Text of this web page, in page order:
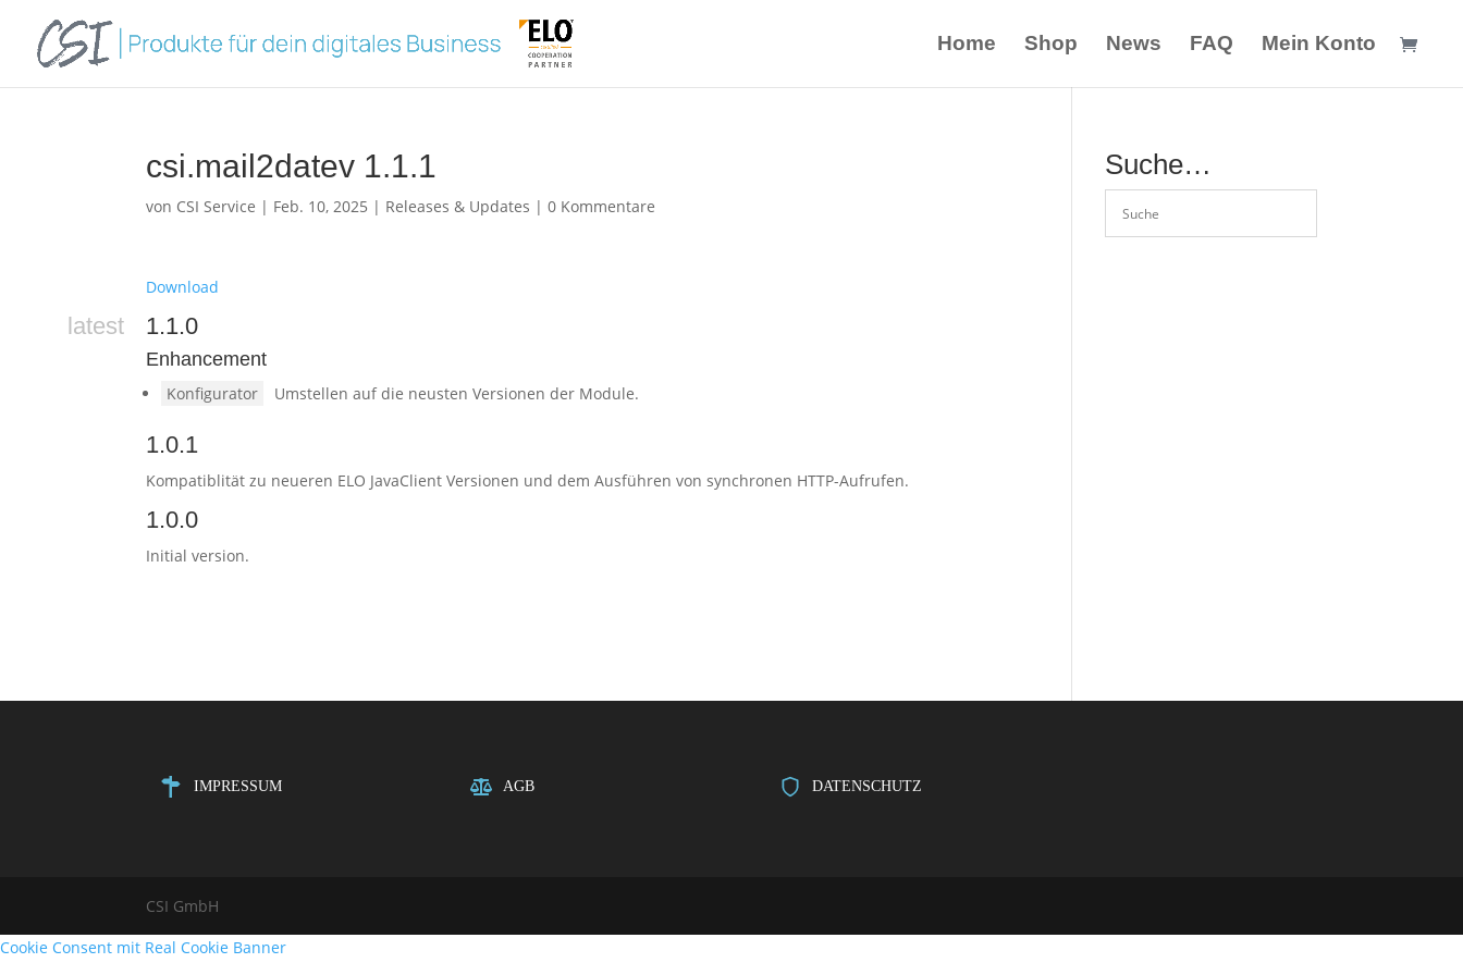
Home Shop News FAQ Mein Konto
csi.mail2datev 1.1.1
von CSI Service | Feb. 10, 2025 | Releases & Updates |0 Kommentare
Download
latest 1.1.0
Enhancement
Konfigurator Umstellen auf die neusten Versionen der Module.
1.0.1
Kompatiblität zu neueren ELO JavaClient Versionen und dem Ausführen von synchronen HTTP-Aufrufen.
1.0.0
Initial version.
Suche…
IMPRESSUM AGB DATENSCHUTZ
CSI GmbH
Cookie Consent mit Real Cookie Banner